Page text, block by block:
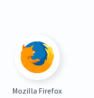
Mozilla Firefox